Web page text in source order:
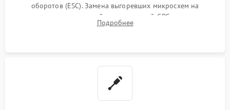
оборотов (ESC). Замена выгоревших микросхем на
материнской плате, модулей GPS
Подробнее